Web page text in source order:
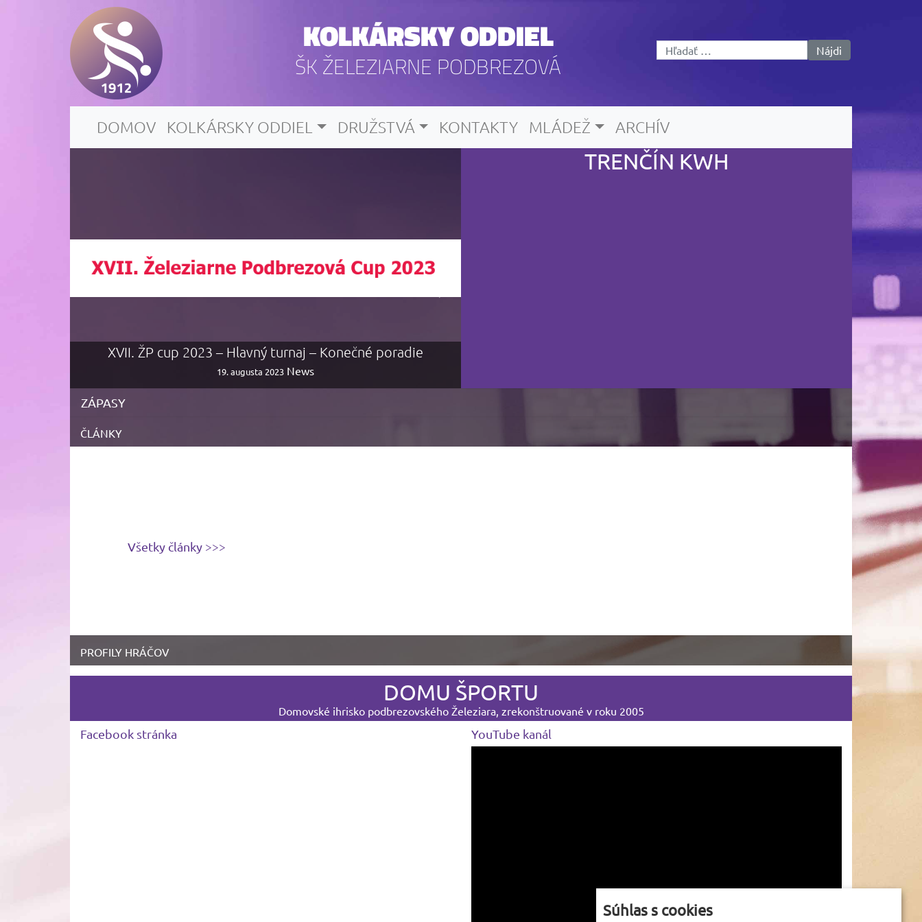
KOLKÁRSKY ODDIEL
ŠK ŽELEZIARNE PODBREZOVÁ Hľadať:
DOMOV KOLKÁRSKY ODDIEL DRUŽSTVÁ KONTAKTY MLÁDEŽ ARCHÍV
XVII. ŽP cup 2023 – Hlavný turnaj – Konečné poradie
19. augusta 2023 News
TRENČÍN KWH
ZÁPASY
ČLÁNKY
Všetky články >>>
PROFILY HRÁČOV
DOMU ŠPORTU
Domovské ihrisko podbrezovského Železiara, zrekonštruované v roku 2005
Facebook stránka YouTube kanál
Súhlas s cookies